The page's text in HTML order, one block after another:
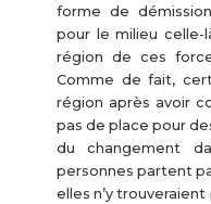
forme de
pour le milieu
région de ces
Comme de fait,
région après avoir
pas de place pour
du changement
personnes partent
elles n’y